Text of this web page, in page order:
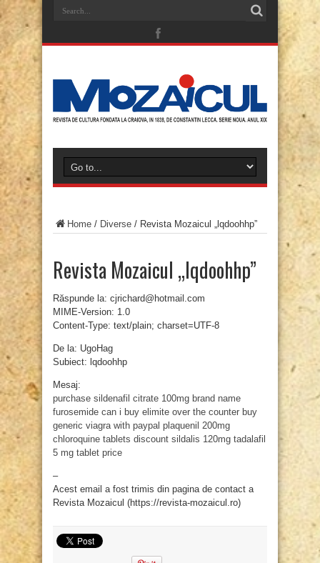
Home / Diverse / Revista Mozaicul „lqdoohhp”
Revista Mozaicul „lqdoohhp”
Răspunde la: cjrichard@hotmail.com
MIME-Version: 1.0
Content-Type: text/plain; charset=UTF-8
De la: UgoHag
Subiect: lqdoohhp
Mesaj:
purchase sildenafil citrate 100mg brand name
furosemide can i buy elimite over the counter buy
generic viagra with paypal plaquenil 200mg
chloroquine tablets discount sildalis 120mg tadalafil
5 mg tablet price
–
Acest email a fost trimis din pagina de contact a
Revista Mozaicul (https://revista-mozaicul.ro)